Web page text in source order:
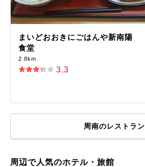
まいどおおきにごはんや新南陽
食堂
2.8km
3.3
周南のレストラン
周辺で人気のホテル・旅館